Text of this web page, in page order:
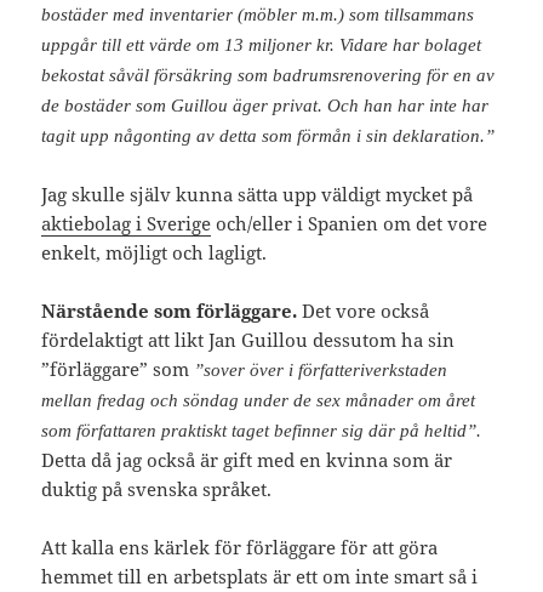
bostäder med inventarier (möbler m.m.) som tillsammans
uppgår till ett värde om 13 miljoner kr. Vidare har bolaget
bekostat såväl försäkring som badrumsrenovering för en av
de bostäder som Guillou äger privat. Och han har inte har
tagit upp någonting av detta som förmån i sin deklaration.”
Jag skulle själv kunna sätta upp väldigt mycket på
aktiebolag i Sverige och/eller i Spanien om det vore
enkelt, möjligt och lagligt.
Närstående som förläggare. Det vore också
fördelaktigt att likt Jan Guillou dessutom ha sin
”förläggare” som ”sover över i författeriverkstaden
mellan fredag och söndag under de sex månader om året
som författaren praktiskt taget befinner sig där på heltid”.
Detta då jag också är gift med en kvinna som är
duktig på svenska språket.
Att kalla ens kärlek för förläggare för att göra
hemmet till en arbetsplats är ett om inte smart så i